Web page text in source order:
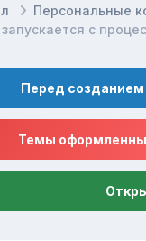
Персональные
с
Перед созданием
Темы